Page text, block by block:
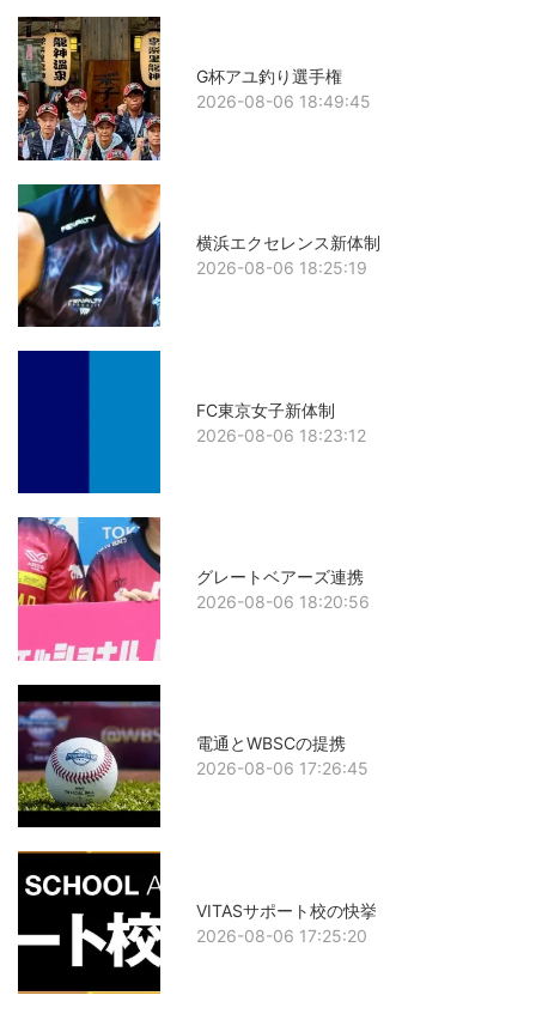
G杯アユ釣り選手権
2026-08-06 18:49:45
横浜エクセレンス新体制
2026-08-06 18:25:19
FC東京女子新体制
2026-08-06 18:23:12
グレートベアーズ連携
2026-08-06 18:20:56
電通とWBSCの提携
2026-08-06 17:26:45
VITASサポート校の快挙
2026-08-06 17:25:20